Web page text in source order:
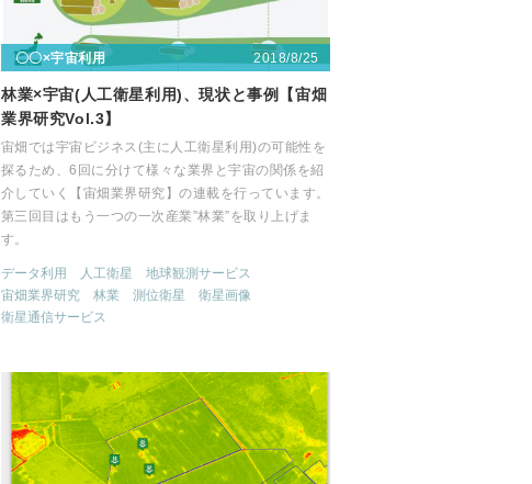
〇〇×宇宙利用 2018/8/25
林業×宇宙(人工衛星利用)、現状と事例【宙畑
業界研究Vol.3】
宙畑では宇宙ビジネス(主に人工衛星利用)の可能性を
探るため、6回に分けて様々な業界と宇宙の関係を紹
介していく【宙畑業界研究】の連載を行っています。
第三回目はもう一つの一次産業”林業”を取り上げま
す。
データ利用 人工衛星
地球観測サービス
宙畑業界研究
林業 測位衛星
衛星画像
衛星通信サービス